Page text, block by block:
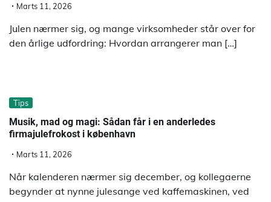
Marts 11, 2026
Julen nærmer sig, og mange virksomheder står over for
den årlige udfordring: Hvordan arrangerer man […]
Tips
Musik, mad og magi: Sådan får i en anderledes
firmajulefrokost i københavn
Marts 11, 2026
Når kalenderen nærmer sig december, og kollegaerne
begynder at nynne julesange ved kaffemaskinen, ved